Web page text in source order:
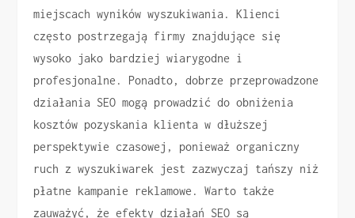
miejscach wyników wyszukiwania. Klienci
często postrzegają firmy znajdujące się
wysoko jako bardziej wiarygodne i
profesjonalne. Ponadto, dobrze przeprowadzone
działania SEO mogą prowadzić do obniżenia
kosztów pozyskania klienta w dłuższej
perspektywie czasowej, ponieważ organiczny
ruch z wyszukiwarek jest zazwyczaj tańszy niż
płatne kampanie reklamowe. Warto także
zauważyć, że efekty działań SEO są